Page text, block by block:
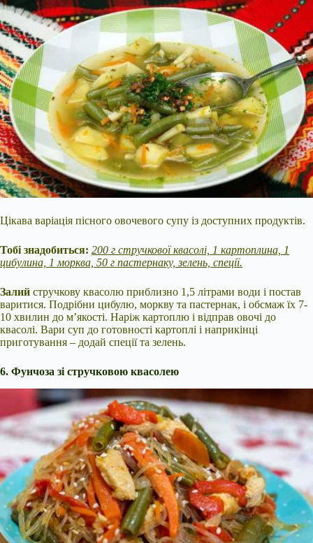
Цікава варіація пісного овочевого супу із доступних продуктів.
Тобі знадобиться: 200 г стручкової квасолі, 1 картоплина, 1
цибулина, 1 морква, 50 г пастернаку, зелень, спеції.
Залий стручкову квасолю приблизно 1,5 літрами води і постав
варитися. Подрібни цибулю, моркву та пастернак, і обсмаж їх 7-
10 хвилин до м’якості. Наріж картоплю і відправ овочі до
квасолі. Вари суп до готовності картоплі і наприкінці
приготування – додай спеції та зелень.
6. Фунчоза зі стручковою квасолею